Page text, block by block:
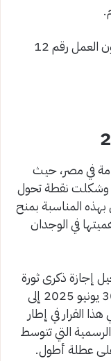
– القطاع الخاص (المخاطبين بأحكام قانون العمل رقم 12
هامة في مصر، حيث
تُحيي ذكرى الثورة التي انطلقت عام 2013 وشكلت نقطة تحول
بهذه المناسبة بمنح
في الوجدان
إجازة ذكرى ثورة
30 يونيو 2025 من يوم الاثنين الموافق 30 يونيو 2025 إلى
3 يوليو 2025، ويأتي هذا القرار في إطار
التي تتوسط
عطلة أطول.